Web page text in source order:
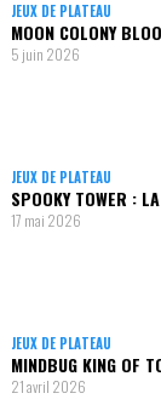
JEUX DE PLATEAU
MOON COLONY
5 juin 2026
JEUX DE PLATEAU
SPOOKY TOWER :
17 mai 2026
JEUX DE PLATEAU
MINDBUG KING OF
21 avril 2026